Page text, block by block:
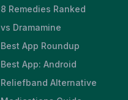
8 Remedies Ranked
vs Dramamine
Best App Roundup
Best App: Android
Reliefband Alternative